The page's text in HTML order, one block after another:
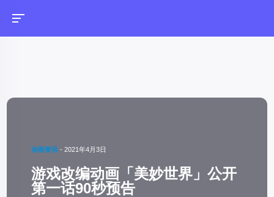
动画资讯 -2021年4月3日
游戏改编动画「美妙世界」公开
第一话90秒预告